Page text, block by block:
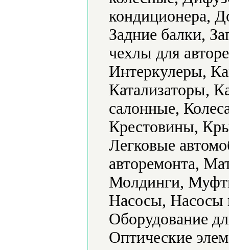
кондиционера,
Задние балки,
чехлы для
Интеркулеры,
Катализаторы,
салонные,
Крестовины,
Легковые
авторемонта,
Молдинги,
Насосы, Насосы
Оборудование
Оптические